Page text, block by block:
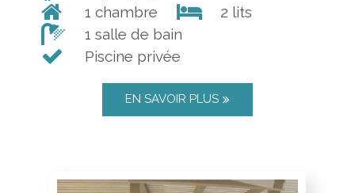
1 chambre
2 lits
1 salle de bain
Piscine privée
EN SAVOIR PLUS